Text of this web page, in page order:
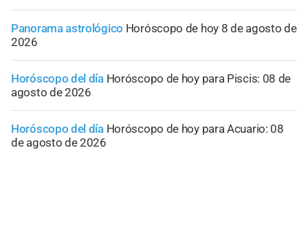
Panorama astrológico Horóscopo de hoy 8 de agosto de
2026
Horóscopo del día Horóscopo de hoy para Piscis: 08 de
agosto de 2026
Horóscopo del día Horóscopo de hoy para Acuario: 08
de agosto de 2026